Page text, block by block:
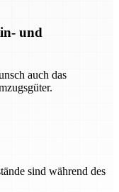
und
auch das
sind während des